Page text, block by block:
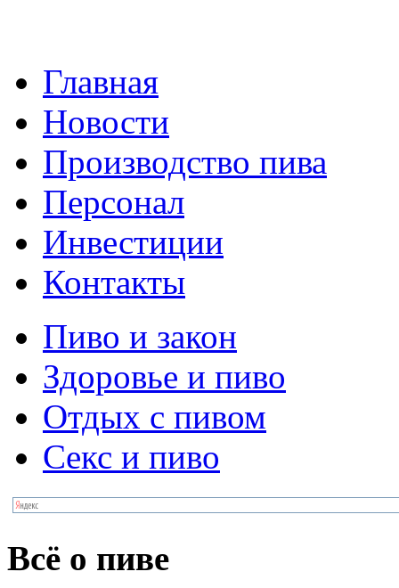
Главная
Новости
Производство пива
Персонал
Инвестиции
Контакты
Пиво и закон
Здоровье и пиво
Отдых с пивом
Секс и пиво
Всё о пиве